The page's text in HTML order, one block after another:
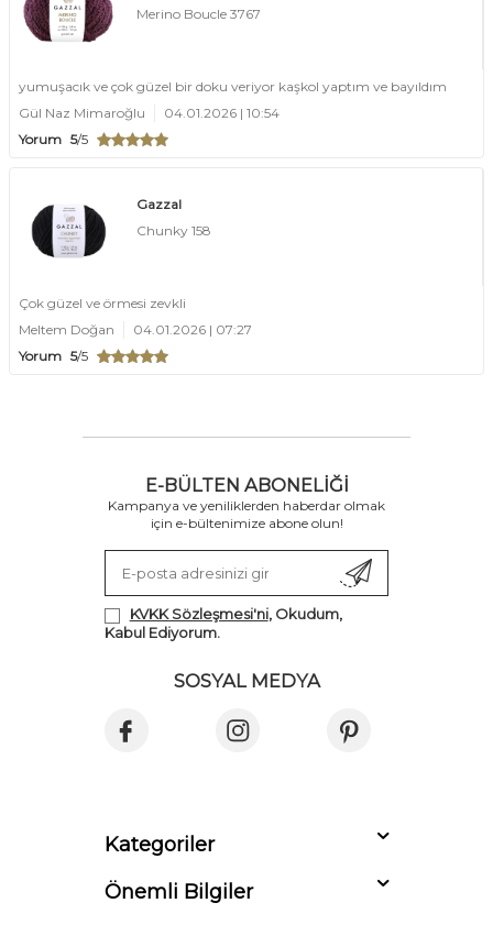
Merino Boucle 3767
yumuşacık ve çok güzel bir doku veriyor kaşkol yaptım ve bayıldım
Gül Naz Mimaroğlu
04.01.2026 | 10:54
Yorum 5/5
Gazzal
Chunky 158
Çok güzel ve örmesi zevkli
Meltem Doğan
04.01.2026 | 07:27
Yorum 5/5
E-BÜLTEN ABONELIĞI
Kampanya ve yeniliklerden haberdar olmak
için e-bültenimize abone olun!
KVKK Sözleşmesi'ni, Okudum,
Kabul Ediyorum.
SOSYAL MEDYA
Kategoriler
Önemli Bilgiler